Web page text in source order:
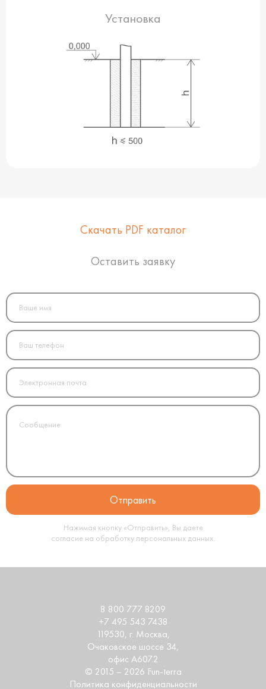
Установка
Скачать PDF каталог
Оставить заявку
Нажимая кнопку «Отправить», Вы даете
согласие на обработку персональных данных.
© 2015 – 2026 Fun-terra
Политика конфиденциальности
119530, г. Москва,
Очаковское шоссе 34,
офис А607.2
8 800 777 8209
+7 495 543 7438